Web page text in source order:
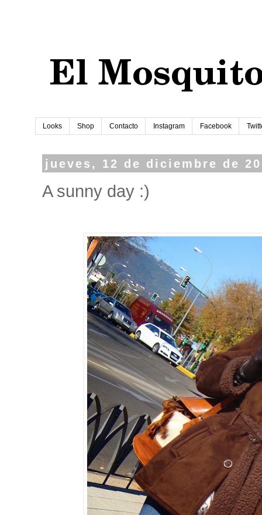
Looks Shop Contacto Instagram Facebook
jueves, 12 de diciembre de
A sunny day :)